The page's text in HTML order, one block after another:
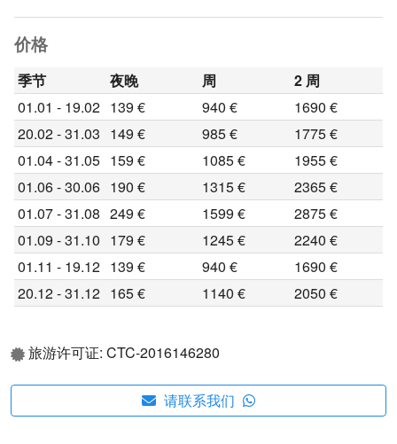
价格
季节 夜晚 周
2 周
01.01 - 19.02 139 € 940 €
1690 €
20.02 - 31.03 149 € 985 €
1775 €
01.04 - 31.05 159 € 1085 €
1955 €
01.06 - 30.06 190 € 1315 €
2365 €
01.07 - 31.08 249 € 1599 €
2875 €
01.09 - 31.10 179 € 1245 €
2240 €
01.11 - 19.12 139 € 940 €
1690 €
20.12 - 31.12 165 € 1140 € 2050 €
旅游许可证: CTC-2016146280
请联系我们